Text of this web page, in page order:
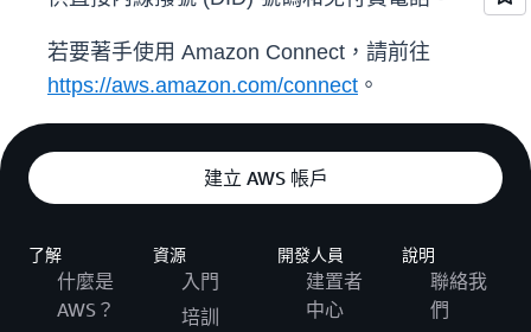
若要著手使用 Amazon Connect，請前往
https://aws.amazon.com/connect 。
建立 AWS 帳戶
了解
什麼是
AWS？
資源
入門
培訓
開發人員
建置者
中心
說明
聯絡我
們